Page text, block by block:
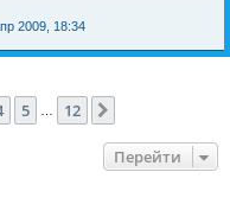
2009, 18:34
12
5 12
Перейти